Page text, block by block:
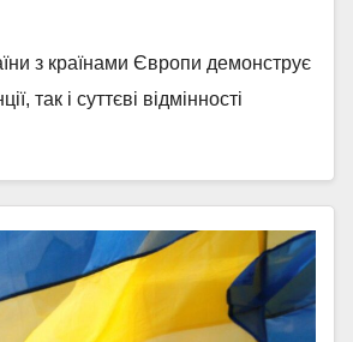
з країнами Європи демонструє
так і суттєві відмінності